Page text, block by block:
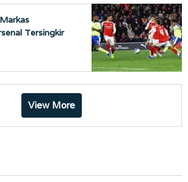
Tersingkir
View More